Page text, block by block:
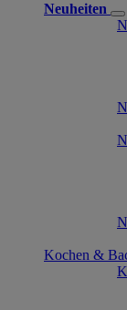
Neuheiten
Kochen &